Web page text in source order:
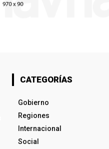
CATEGORÍAS
Gobierno
Regiones
Internacional
Social